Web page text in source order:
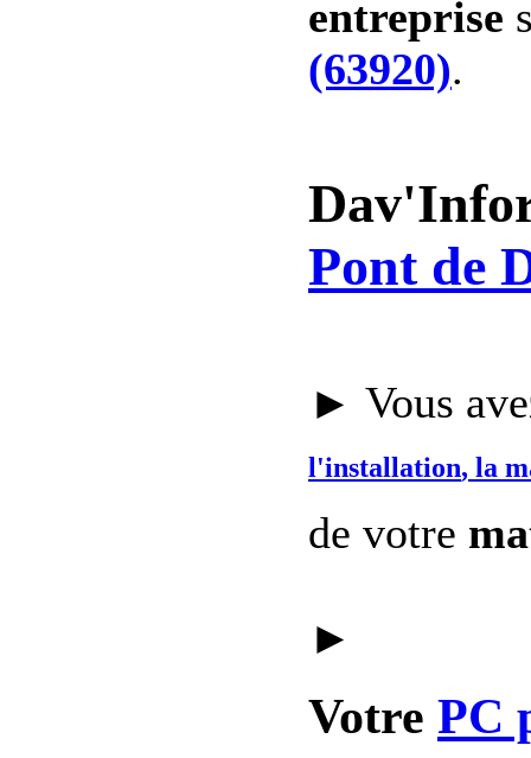
entreprise
(63920).
Pont de
► Vous
l'installation, la
de votre
►
Votre PC